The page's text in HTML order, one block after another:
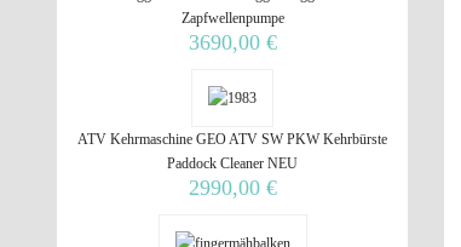
Zapfwellenpumpe
3690,00 €
ATV Kehrmaschine GEO ATV SW PKW Kehrbürste
Paddock Cleaner NEU
2990,00 €